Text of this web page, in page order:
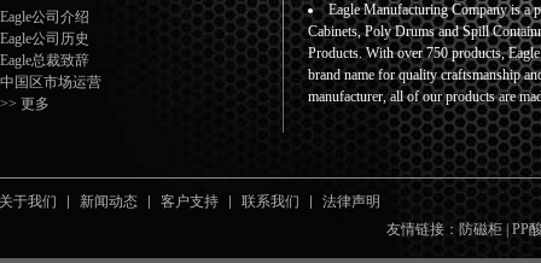
Eagle公司介绍
Eagle公司历史
Eagle总裁致辞
中国区市场运营
>> 更多
Eagle Manufacturing Company is a
Cabinets, Poly Drums and Spill
Products. With over 750 products,
brand name for quality craftsmanship
manufacturer, all of our products are
关于我们 新闻动态 客户支持 联系我们
法律声明
友情链接： 防磁柜 PP